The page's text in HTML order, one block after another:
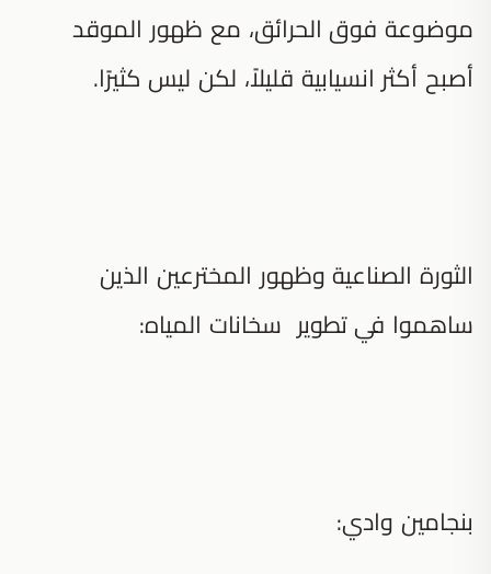
موضوعة فوق الحرائق، مع ظهور الموقد
أصبح أكثر انسيابية قليلاً، لكن ليس كثيرًا.
الثورة الصناعية وظهور المخترعين الذين
ساهموا في تطوير سخانات المياه:
بنجامين وادي: